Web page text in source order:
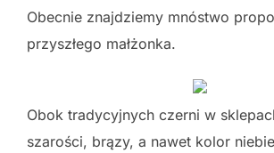
Obecnie znajdziemy mnóstwo
przyszłego małżonka.
Obok tradycyjnych czerni w
szarości, brązy, a nawet kolor